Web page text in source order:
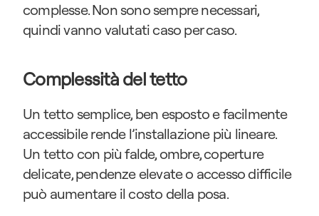
complesse. Non sono sempre necessari,
quindi vanno valutati caso per caso.
Complessità del tetto
Un tetto semplice, ben esposto e facilmente
accessibile rende l’installazione più lineare.
Un tetto con più falde, ombre, coperture
delicate, pendenze elevate o accesso difficile
può aumentare il costo della posa.